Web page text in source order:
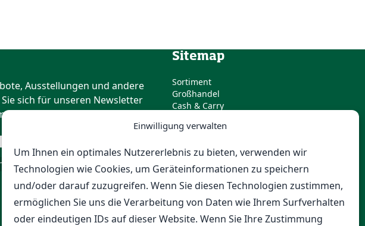
Einwilligung verwalten
Um Ihnen ein optimales Nutzererlebnis zu bieten, verwenden wir
Technologien wie Cookies, um Geräteinformationen zu speichern
und/oder darauf zuzugreifen. Wenn Sie diesen Technologien zustimmen,
ermöglichen Sie uns die Verarbeitung von Daten wie Ihrem Surfverhalten
oder eindeutigen IDs auf dieser Website. Wenn Sie Ihre Zustimmung
Ausstellungen und andere
sich für unseren Newsletter
folgen.
über Instagram
Sitemap
Sortiment
Großhandel
Cash & Carry
Messen
Öffnungszeiten
Kontakt